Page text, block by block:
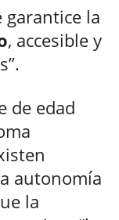
la
, accesible y
de edad
autonomía
la